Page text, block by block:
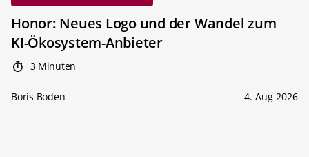
Honor: Neues Logo und der Wandel zum
KI-Ökosystem-Anbieter
3 Minuten
Boris Boden 4. Aug 2026